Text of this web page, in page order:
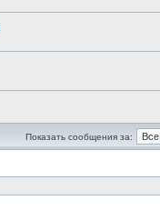
Показать сообщения за: